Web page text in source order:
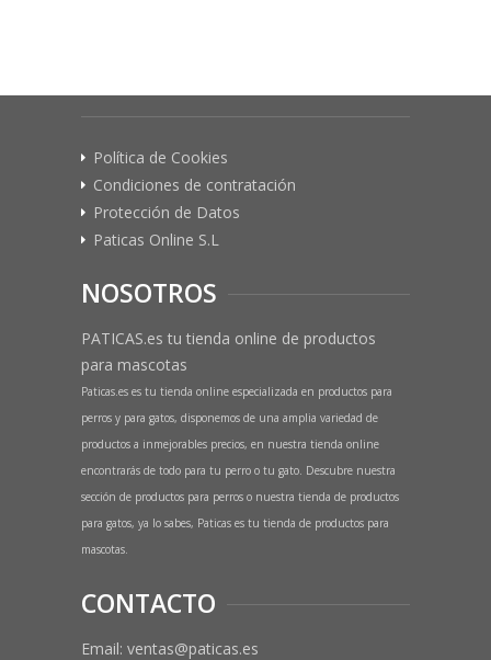
Política de Cookies
Condiciones de contratación
Protección de Datos
Paticas Online S.L
NOSOTROS
PATICAS.es tu tienda online de productos
para mascotas
Paticas.es es tu tienda online especializada en productos para
perros y para gatos, disponemos de una amplia variedad de
productos a inmejorables precios, en nuestra tienda online
encontrarás de todo para tu perro o tu gato. Descubre nuestra
sección de productos para perros o nuestra tienda de productos
para gatos, ya lo sabes, Paticas es tu tienda de productos para
mascotas.
CONTACTO
Email: ventas@paticas.es